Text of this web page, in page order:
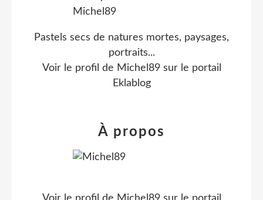
Pastels secs de natures mortes, paysages,
portraits...
Voir le profil de Michel89sur le portail
Eklablog
À propos